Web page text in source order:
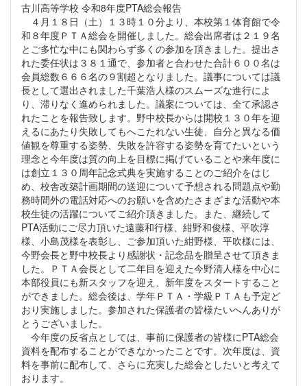
古川高等学校 令和8年度PTA総会報告
４月１８日（土）１３時１０分より、本校第１体育館で令
和８年度ＰＴＡ総会を開催しました。総会出席者は２１９名
とご多忙な中にも関わらず多くの参加を頂きました。提出さ
れた委任状は３８１通で、参加者と合わせた合計６００名は
会員総数６６６名の９割超となりました。議事については議
長として選出されました千葉浩人様のスムーズな進行によ
り、滞りなく進められました。議案については、全て承認さ
れたことを報告致します。野中校長からは開校１３０年を迎
えるにあたり失敗してもへこたれない生徒、自分と異なる価
値観を尊重する姿勢、失敗を許容する姿勢を育てたいという
理念と今年度は質の向上を目標に掲げていることや来年度に
は創立１３０周年記念式典を実施することのご紹介をはじ
め、校舎改築計画期間の送迎について予想される問題点や勤
務時間外の電話対応へのお願いを含めたさまざまな活動や本
校生徒の活躍についてご紹介頂きました。また、継続して
PTA活動にご尽力頂いた遠藤和行様、紺野和俊様、平吹淳
様、小島茂様を表彰し、ご参加頂いた紺野様、平吹様には、
今野会長と野中校長より感謝状・記念品を贈呈させて頂きま
した。ＰＴＡ会長として二年目を迎えた今野清人様を中心に
本部役員にも新スタッフを迎え、新年度をスタートすること
ができました。総会後は、学年ＰＴＡ・学級ＰＴＡも予定ど
おり実施しました。参加された保護者の皆様たいへんありが
とうございました。
今年度の反省点としては、事前に保護者の皆様にPTA総会
資料を配布することができなかったことです。次年度は、資
料を事前に配布して、さらに充実した総会としたいと考えて
おります。